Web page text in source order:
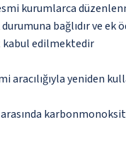
kurumlarca
bağlıdır ve
kabul edilmektedir
aracılığıyla yeniden